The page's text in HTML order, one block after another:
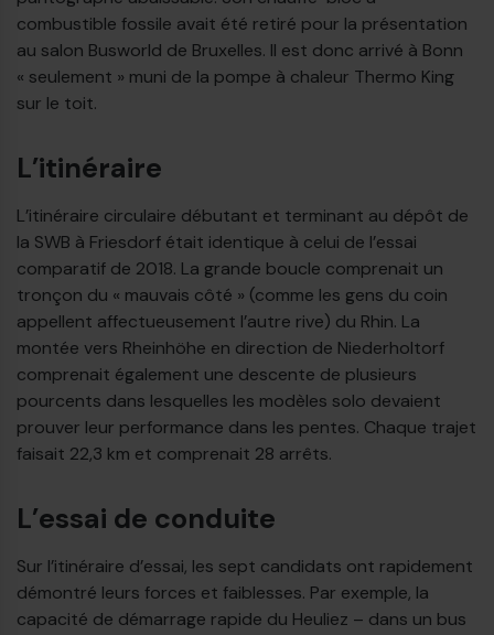
combustible fossile avait été retiré pour la présentation
au salon Busworld de Bruxelles. Il est donc arrivé à Bonn
« seulement » muni de la pompe à chaleur Thermo King
sur le toit.
L’itinéraire
L’itinéraire circulaire débutant et terminant au dépôt de
la SWB à Friesdorf était identique à celui de l’essai
comparatif de 2018. La grande boucle comprenait un
tronçon du « mauvais côté » (comme les gens du coin
appellent affectueusement l’autre rive) du Rhin. La
montée vers Rheinhöhe en direction de Niederholtorf
comprenait également une descente de plusieurs
pourcents dans lesquelles les modèles solo devaient
prouver leur performance dans les pentes. Chaque trajet
faisait 22,3 km et comprenait 28 arrêts.
L’essai de conduite
Sur l’itinéraire d’essai, les sept candidats ont rapidement
démontré leurs forces et faiblesses. Par exemple, la
capacité de démarrage rapide du Heuliez – dans un bus